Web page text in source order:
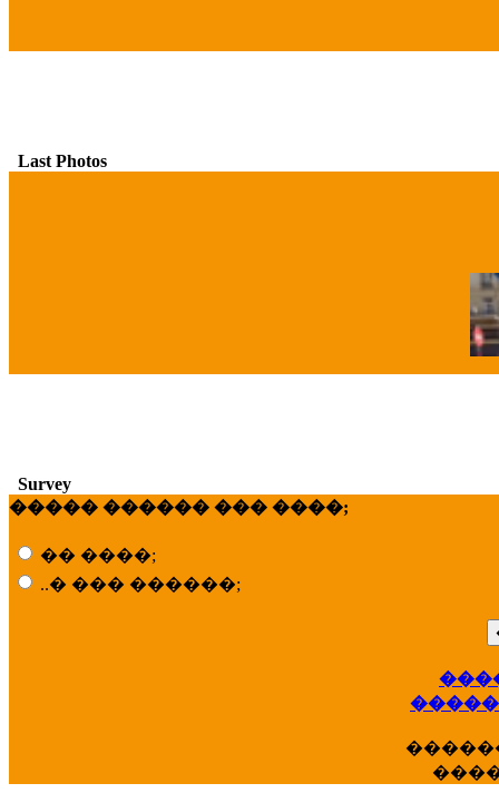
Last Photos
Survey
����� ������ ��� ����;
�� ����;
..� ��� ������;